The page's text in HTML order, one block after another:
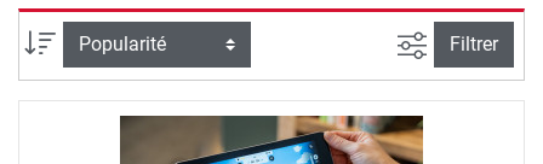
Trier par Filtrer la
Filtrer